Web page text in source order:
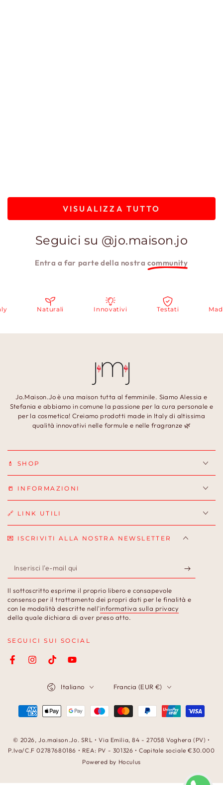
VISUALIZZA TUTTO
Seguici su @jo.maison.jo
Entra a far parte della nostracommunity
Naturali Innovativi Testati Made
Jo.Maison.Jo è una maison tutta al femminile. Siamo Alessia e
Stefania e abbiamo in comune la passione per la cura personale e
per la cosmetica! Creiamo prodotti made in Italy di altissima
qualità innovativi nelle formule e nelle fragranze 🌿
💄 SHOP
📒 INFORMAZIONI
🔗 LINK UTILI
💌 ISCRIVITI ALLA NOSTRA NEWSLETTER
Inserisci
l'e-
mail
qui
Il sottoscritto esprime il proprio libero e consapevole
consenso per il trattamento dei propri dati per le finalità e
con le modalità descritte nell'informativa sulla privacy
della quale dichiara di aver preso atto.
SEGUICI SUI SOCIAL
FacebookInstagramTikTokYouTube
© 2026,Jo.maison.Jo. SRL • Via Emilia, 84 - 27058 Voghera (PV) •
P.Iva/C.F 02787680186 • REA: PV - 301326 • Capitale sociale €30.000
Powered by Hoculus
Italiano
geografica
Francia (EUR €)
Modalità
pagamento